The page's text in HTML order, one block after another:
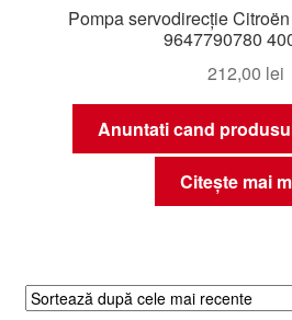
Pompa servodirecție
9647790780
212,00 lei
Anuntati cand
Citește mai